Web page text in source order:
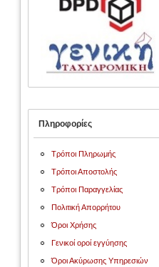
Πληροφορίες
Τρόποι Πληρωμής
Τρόποι Αποστολής
Τρόποι Παραγγελίας
Πολιτική Απορρήτου
Όροι Χρήσης
Γενικοί οροί εγγύησης
Όροι Ακύρωσης Υπηρεσιών